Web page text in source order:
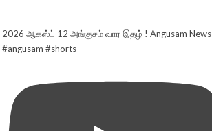
2026 ஆகஸ்ட் 12 அங்குசம் வார இதழ் ! Angusam News
#angusam #shorts